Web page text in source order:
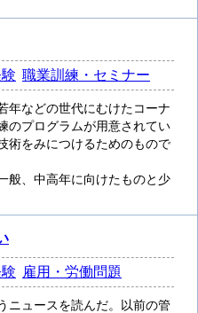
職業訓練・セミナー
年などの世代にむけたコーナ
のプログラムが用意されてい
術をみにつけるためのもので
般、中高年に向けたものと少
雇用・労働問題
ニュースを読んだ。以前の管